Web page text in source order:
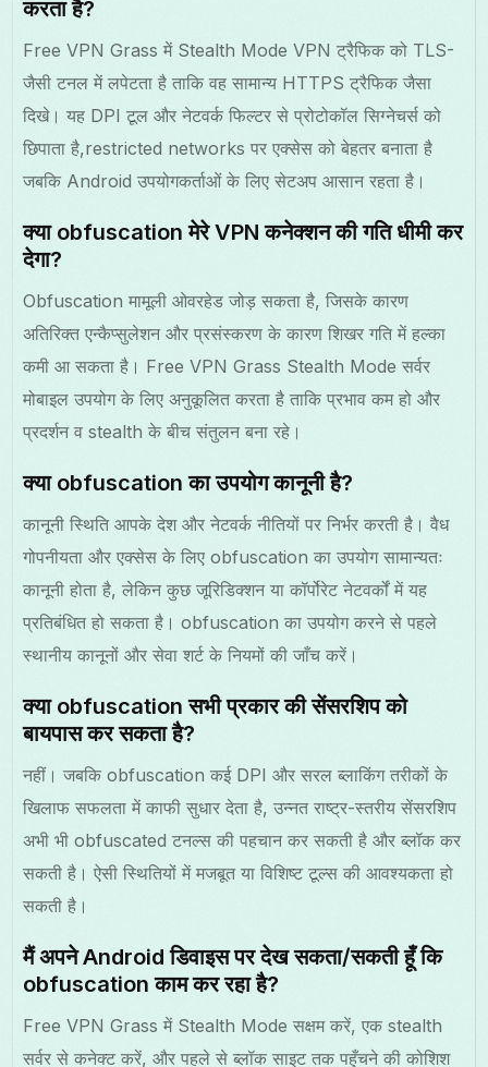
करता है?
Free VPN Grass में Stealth Mode VPN ट्रैफिक को TLS-
जैसी टनल में लपेटता है ताकि वह सामान्य HTTPS ट्रैफिक जैसा
दिखे। यह DPI टूल और नेटवर्क फिल्टर से प्रोटोकॉल सिग्नेचर्स को
छिपाता है,restricted networks पर एक्सेस को बेहतर बनाता है
जबकि Android उपयोगकर्ताओं के लिए सेटअप आसान रहता है।
क्या obfuscation मेरे VPN कनेक्शन की गति धीमी कर
देगा?
Obfuscation मामूली ओवरहेड जोड़ सकता है, जिसके कारण
अतिरिक्त एन्कैप्सुलेशन और प्रसंस्करण के कारण शिखर गति में हल्का
कमी आ सकता है। Free VPN Grass Stealth Mode सर्वर
मोबाइल उपयोग के लिए अनुकूलित करता है ताकि प्रभाव कम हो और
प्रदर्शन व stealth के बीच संतुलन बना रहे।
क्या obfuscation का उपयोग कानूनी है?
कानूनी स्थिति आपके देश और नेटवर्क नीतियों पर निर्भर करती है। वैध
गोपनीयता और एक्सेस के लिए obfuscation का उपयोग सामान्यतः
कानूनी होता है, लेकिन कुछ जूरिडिक्शन या कॉर्पोरेट नेटवर्कों में यह
प्रतिबंधित हो सकता है। obfuscation का उपयोग करने से पहले
स्थानीय कानूनों और सेवा शर्ट के नियमों की जाँच करें।
क्या obfuscation सभी प्रकार की सेंसरशिप को
बायपास कर सकता है?
नहीं। जबकि obfuscation कई DPI और सरल ब्लाकिंग तरीकों के
खिलाफ सफलता में काफी सुधार देता है, उन्नत राष्ट्र-स्तरीय सेंसरशिप
अभी भी obfuscated टनल्स की पहचान कर सकती है और ब्लॉक कर
सकती है। ऐसी स्थितियों में मजबूत या विशिष्ट टूल्स की आवश्यकता हो
सकती है।
मैं अपने Android डिवाइस पर देख सकता/सकती हूँ कि
obfuscation काम कर रहा है?
Free VPN Grass में Stealth Mode सक्षम करें, एक stealth
सर्वर से कनेक्ट करें, और पहले से ब्लॉक साइट तक पहुँचने की कोशिश